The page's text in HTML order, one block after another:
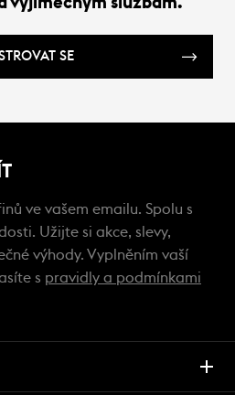
SE
ve vašem emailu. Spolu s
Užijte si akce, slevy,
výhody. Vyplněním vaší
s pravidly a podmínkami